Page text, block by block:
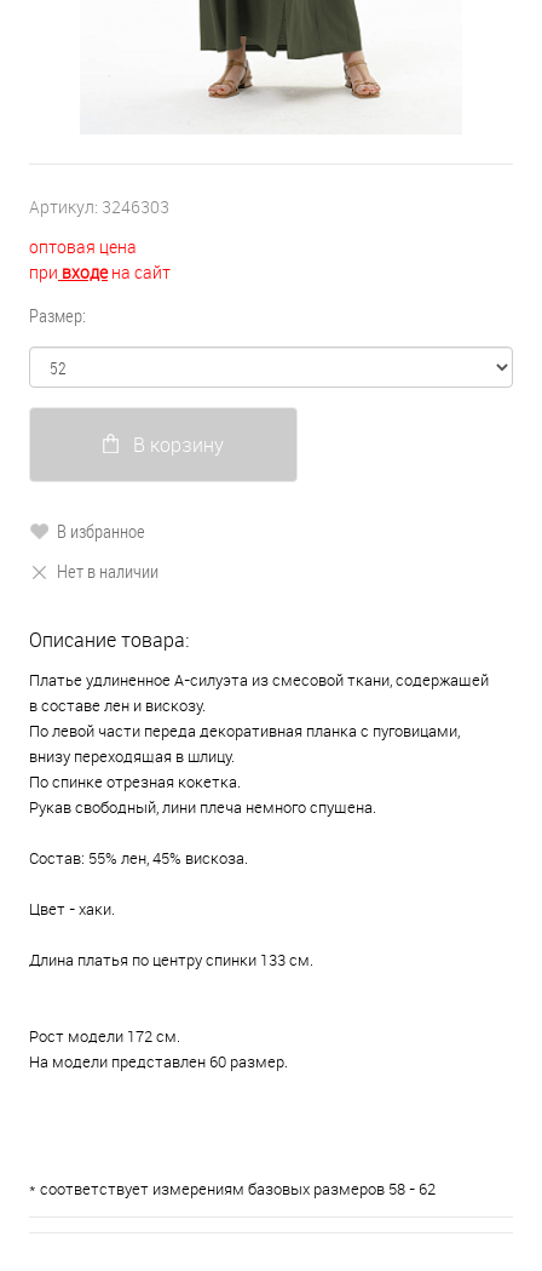
Артикул: 3246303
оптовая цена
при входена сайт
Размер:
В корзину
В избранное
Нет в наличии
Описание товара:
Платье удлиненное А-силуэта из смесовой ткани, содержащей
в составе лен и вискозу.
По левой части переда декоративная планка с пуговицами,
внизу переходящая в шлицу.
По спинке отрезная кокетка.
Рукав свободный, лини плеча немного спущена.
Состав: 55% лен, 45% вискоза.
Цвет - хаки.
Длина платья по центру спинки 133 см.
Рост модели 172 см.
На модели представлен 60 размер.
* соответствует измерениям базовых размеров 58 - 62